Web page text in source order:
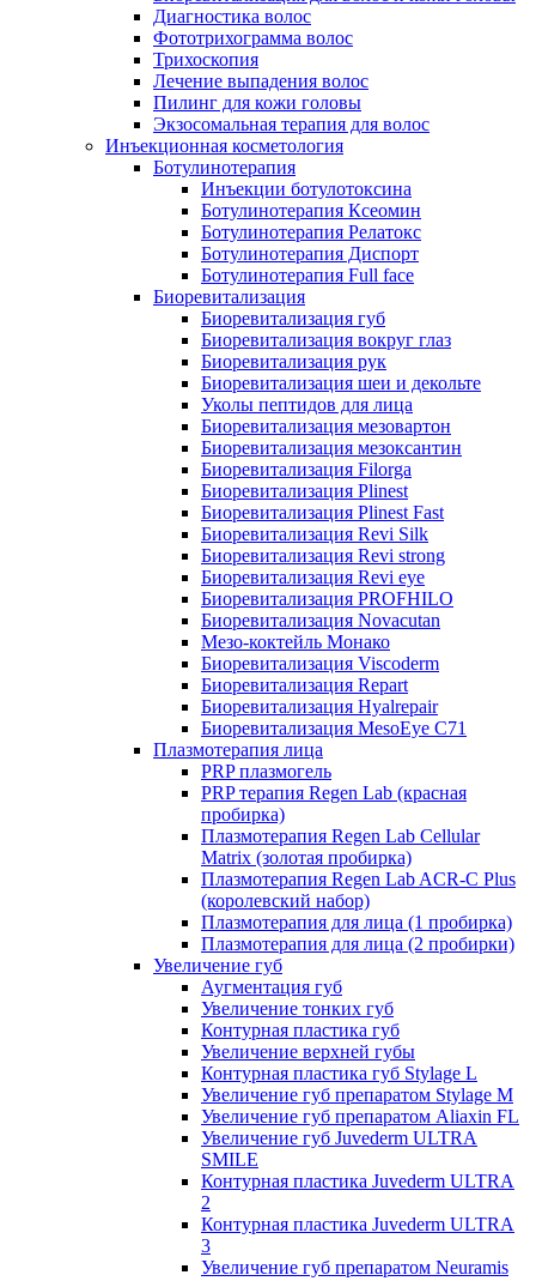
Диагностика волос
Фототрихограмма волос
Трихоскопия
Лечение выпадения волос
Пилинг для кожи головы
Экзосомальная терапия для волос
Инъекционная косметология
Ботулинотерапия
Инъекции ботулотоксина
Ботулинотерапия Ксеомин
Ботулинотерапия Релатокс
Ботулинотерапия Диспорт
Ботулинотерапия Full face
Биоревитализация
Биоревитализация губ
Биоревитализация вокруг глаз
Биоревитализация рук
Биоревитализация шеи и декольте
Уколы пептидов для лица
Биоревитализация мезовартон
Биоревитализация мезоксантин
Биоревитализация Filorga
Биоревитализация Plinest
Биоревитализация Plinest Fast
Биоревитализация Revi Silk
Биоревитализация Revi strong
Биоревитализация Revi eye
Биоревитализация PROFHILO
Биоревитализация Novacutan
Мезо-коктейль Монако
Биоревитализация Viscoderm
Биоревитализация Repart
Биоревитализация Hyalrepair
Биоревитализация MesoEye C71
Плазмотерапия лица
PRP плазмогель
PRP терапия Regen Lab (красная
пробирка)
Плазмотерапия Regen Lab Cellular
Matrix (золотая пробирка)
Плазмотерапия Regen Lab ACR-C Plus
(королевский набор)
Плазмотерапия для лица (1 пробирка)
Плазмотерапия для лица (2 пробирки)
Увеличение губ
Аугментация губ
Увеличение тонких губ
Контурная пластика губ
Увеличение верхней губы
Контурная пластика губ Stylage L
Увеличение губ препаратом Stylage M
Увеличение губ препаратом Aliaxin FL
Увеличение губ Juvederm ULTRA
SMILE
Контурная пластика Juvederm ULTRA
2
Контурная пластика Juvederm ULTRA
3
Увеличение губ препаратом Neuramis